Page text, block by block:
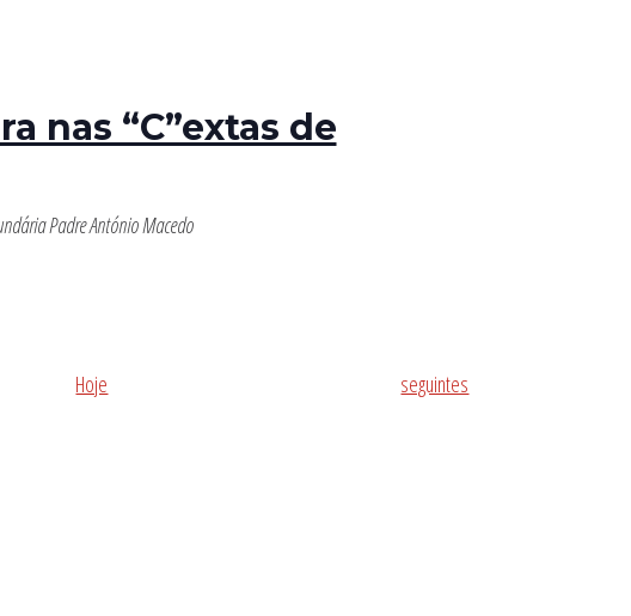
nas “C”extas de
Padre António Macedo
Hoje Eventos
seguintes